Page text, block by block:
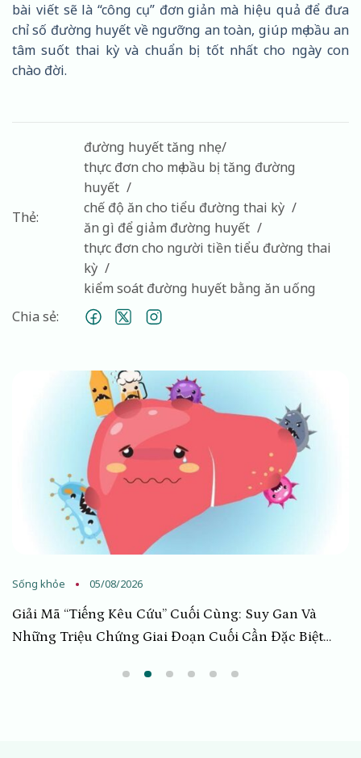
bài viết sẽ là “công cụ” đơn giản mà hiệu quả để đưa
chỉ số đường huyết về ngưỡng an toàn, giúp mẹ bầu an
tâm suốt thai kỳ và chuẩn bị tốt nhất cho ngày con
chào đời.
Thẻ:
đường huyết tăng nhẹ
thực đơn cho mẹ bầu bị tăng đường
huyết
chế độ ăn cho tiểu đường thai kỳ
ăn gì để giảm đường huyết
thực đơn cho người tiền tiểu đường thai
kỳ
kiểm soát đường huyết bằng ăn uống
Chia sẻ:
Sống khỏe 04/08/2026
Thực Đơn Bổ Mắt: Top Thực Phẩm Giúp Ngăn Ngừa
Đục Thủy Tinh Thể Hiệu Quả